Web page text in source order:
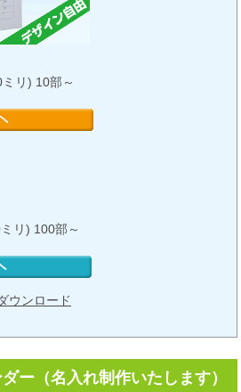
リ) 10部～
リ) 100部～
ウンロード
ー（名入れ制作いたします）